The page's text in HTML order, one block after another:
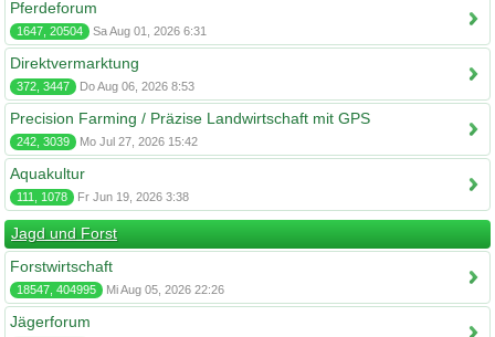
Pferdeforum
1647, 20504 Sa Aug 01, 2026 6:31
Direktvermarktung
372, 3447 Do Aug 06, 2026 8:53
Precision Farming / Präzise Landwirtschaft mit GPS
242, 3039 Mo Jul 27, 2026 15:42
Aquakultur
111, 1078 Fr Jun 19, 2026 3:38
Jagd und Forst
Forstwirtschaft
18547, 404995 Mi Aug 05, 2026 22:26
Jägerforum